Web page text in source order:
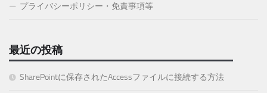
プライバシーポリシー・免責事項等
最近の投稿
SharePointに保存されたAccessファイルに接続する方法